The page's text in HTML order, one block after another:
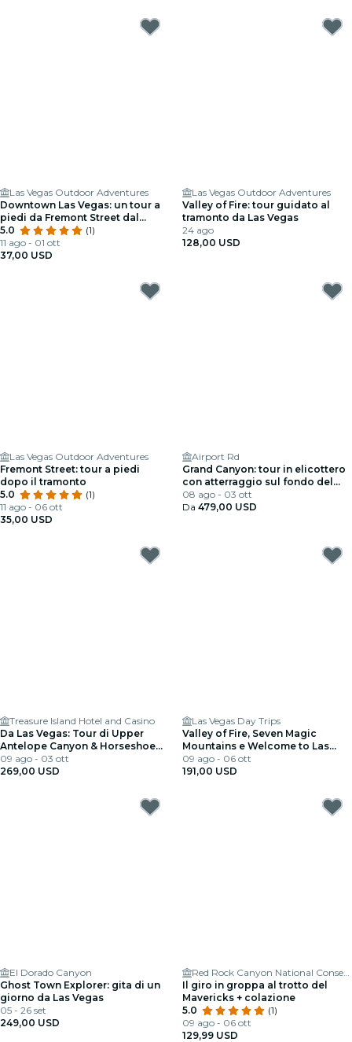
Las Vegas Outdoor Adventures
Downtown Las Vegas: un tour a
piedi da Fremont Street dal
passato al presente
5.0
(1)
11 ago - 01 ott
37,00 USD
Las Vegas Outdoor Adventures
Valley of Fire: tour guidato al
tramonto da Las Vegas
24 ago
128,00 USD
Las Vegas Outdoor Adventures
Fremont Street: tour a piedi
dopo il tramonto
5.0
(1)
11 ago - 06 ott
35,00 USD
Airport Rd
Grand Canyon: tour in elicottero
con atterraggio sul fondo del
canyon + Champagne
08 ago - 03 ott
Da 479,00 USD
Treasure Island Hotel and Casino
Da Las Vegas: Tour di Upper
Antelope Canyon & Horseshoe
Bend con pranzo
09 ago - 03 ott
269,00 USD
Las Vegas Day Trips
Valley of Fire, Seven Magic
Mountains e Welcome to Las
Vegas Sign: tour guidato
09 ago - 06 ott
191,00 USD
El Dorado Canyon
Ghost Town Explorer: gita di un
giorno da Las Vegas
05 - 26 set
249,00 USD
Red Rock Canyon National Conservation Area
Il giro in groppa al trotto del
Mavericks + colazione
5.0
(1)
09 ago - 06 ott
129,99 USD